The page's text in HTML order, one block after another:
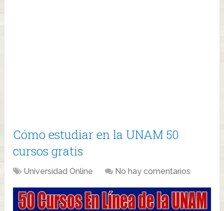
Cómo estudiar en la UNAM 50
cursos gratis
Universidad Online No hay comentarios